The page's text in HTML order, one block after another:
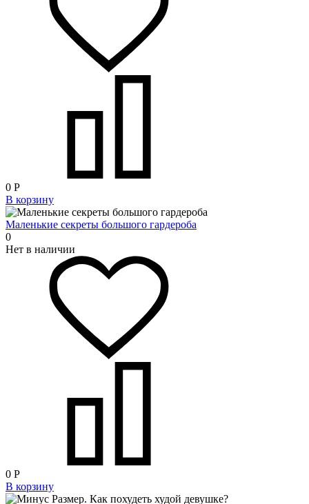
0 Р
В корзину
Маленькие секреты большого гардероба
0
Нет в наличии
0 Р
В корзину